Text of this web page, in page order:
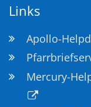
Links
Apollo-
Mercury-